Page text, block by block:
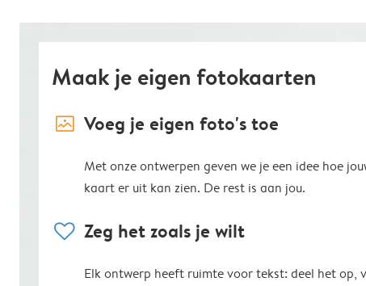
Maak je eigen fotokaarten
image_placeholder Voeg je eigen foto's toe
Met onze ontwerpen geven we je een idee hoe
kaart er uit kan zien. De rest is aan jou.
heart Zeg het zoals je wilt
Elk ontwerp heeft ruimte voor tekst: deel het op,